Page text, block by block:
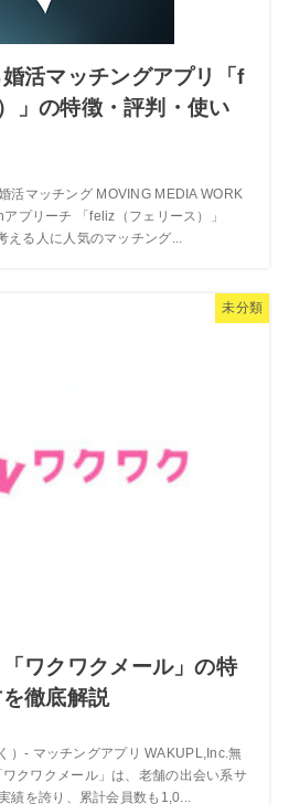
活マッチングアプリ「f
」の特徴・評判・使い
活マッチング MOVING MEDIA WORK
プリーチ 「feliz（フェリース）」
る人に人気のマッチング...
未分類
ワクワクメール」の特
徹底解説
）- マッチングアプリ WAKUPL,Inc.無
クワクメール」は、老舗の出会い系サ
績を誇り、累計会員数も1,0...